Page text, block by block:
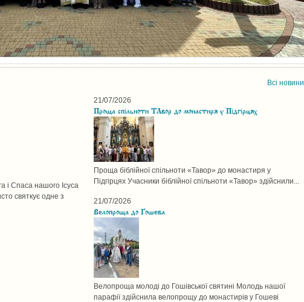
і Спаса нашого Ісуса
святкує одне з
21/07/2026
Проща спільноти ТАвор до монастиря у Підгірцях
Проща біблійної спільноти «Тавор» до монастиря у
Підгірцях Учасники біблійної спільноти «Тавор» здійснили...
21/07/2026
Велопроща до Гошева
Велопроща молоді до Гошівської святині Молодь нашої
парафії здійснила велопрощу до монастирів у Гошеві
Всі новини